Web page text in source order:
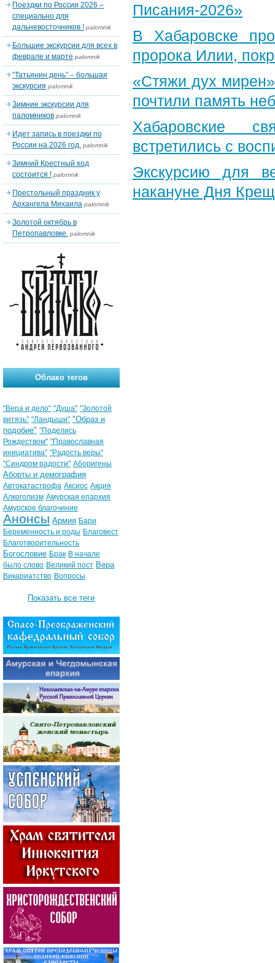
Писания-2026»
В Хабаровске
пророка Илии,
«Стяжи дух
почтили память
Хабаровские
встретились с
Экскурсию для
накануне Дня
Поездки по России 2026 –
специально для
дальневосточников ! palomnik
Большие экскурсии для всех в
феврале и марте palomnik
“Татьянин день” – большая
экскурсия palomnik
Зимние экскурсии для
паломников palomnik
Идет запись в поездки по
России на 2026 год. palomnik
Зимний Крестный ход
состоится ! palomnik
Престольный праздник у
Архангела Михаила palomnik
Золотой октябрь в
Петропавловке. palomnik
Облако тегов
"Вера и дело" "Душа" "Золотой
витязь" "Ландыши" "Образ и
подобие" "Поделись
Рождеством" "Православная
инициатива" "Радость веры"
"Синдром радости" Аборигены
Аборты и демография
Автокатастрофа Аксиос Акция
Алкоголизм Амурская епархия
Амурское благочиние
Анонсы Армия Бари
Беременность и роды Благовест
Благотворительность
Богословие Брак В начале
было слово Великий пост Вера
Викариатство Вопросы
Показать все теги